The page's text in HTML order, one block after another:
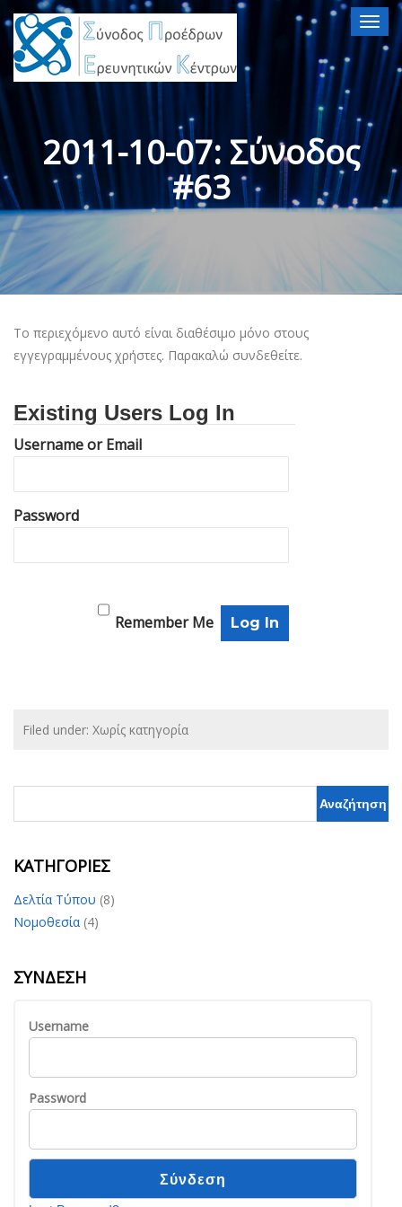
2011-10-07: Σύνοδος
#63
Το περιεχόμενο αυτό είναι διαθέσιμο μόνο στους
εγγεγραμμένους χρήστες. Παρακαλώ συνδεθείτε.
Existing Users Log In
Username or Email
Password
Remember Me
Filed under: Χωρίς κατηγορία
KΑΤΗΓΟΡΊΕΣ
Δελτία Τύπου (8)
Νομοθεσία (4)
ΣΎΝΔΕΣΗ
Username
Password